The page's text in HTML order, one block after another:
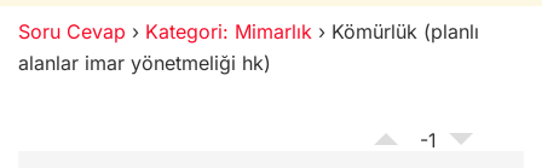
Soru Cevap › Kategori: Mimarlık › Kömürlük (planlı
alanlar imar yönetmeliği hk)
-1